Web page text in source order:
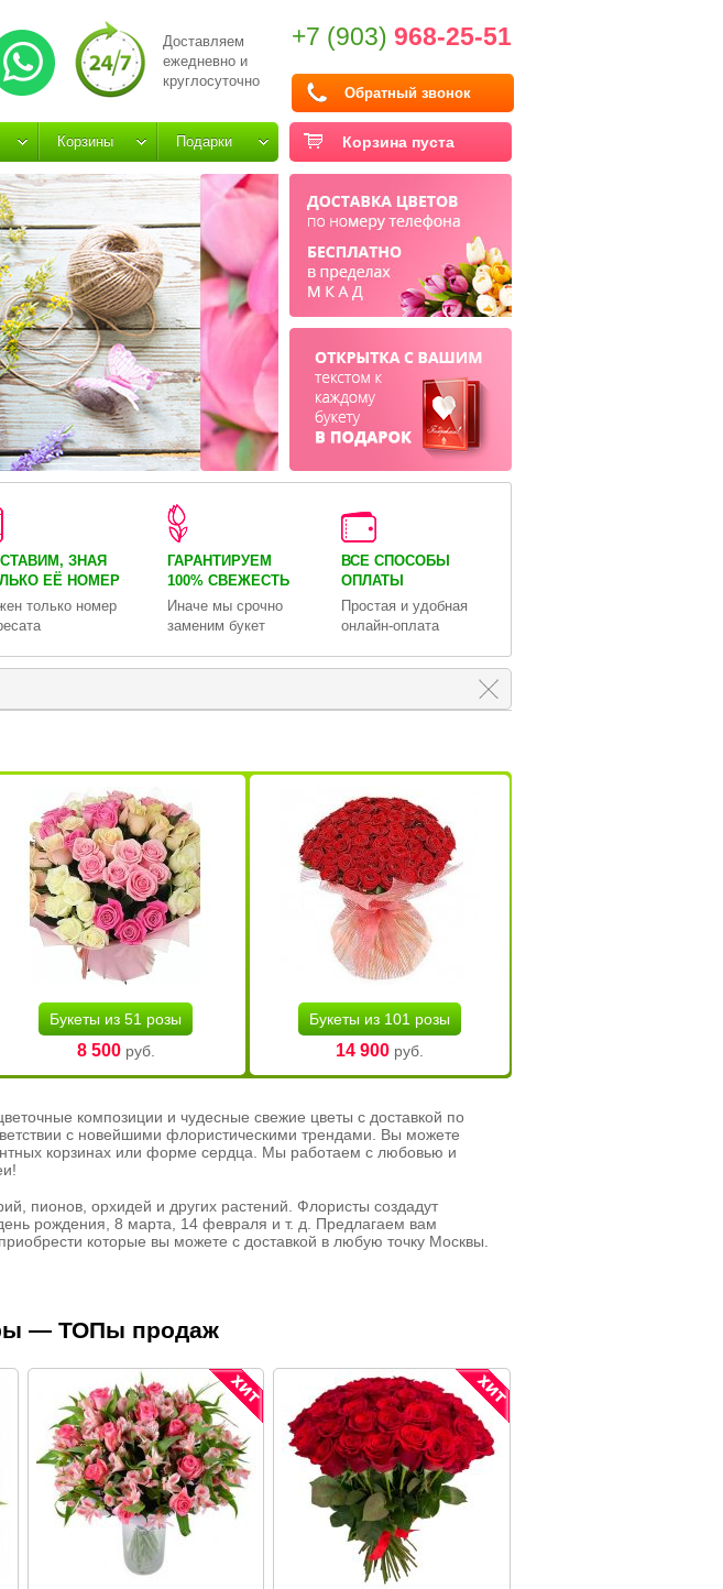
Доставляем
ежедневно и
круглосуточно
+7 (903) 968-25-51
Обратный звонок
Корзина пуста
Корзины Подарки
ЗНАЯ
ЕЁ НОМЕР
только номер
ГАРАНТИРУЕМ
100% СВЕЖЕСТЬ
Иначе мы срочно
заменим букет
ВСЕ СПОСОБЫ
ОПЛАТЫ
Простая и удобная
онлайн-оплата
Букеты из 51 розы
8 500руб.
Букеты из 101 розы
14 900руб.
композиции и чудесные свежие цветы с доставкой по
с новейшими флористическими трендами. Вы можете
корзинах или форме сердца. Мы работаем с любовью и
пионов, орхидей и других растений. Флористы создадут
рождения, 8 марта, 14 февраля и т. д. Предлагаем вам
которые вы можете с доставкой в любую точку Москвы.
— ТОПы продаж